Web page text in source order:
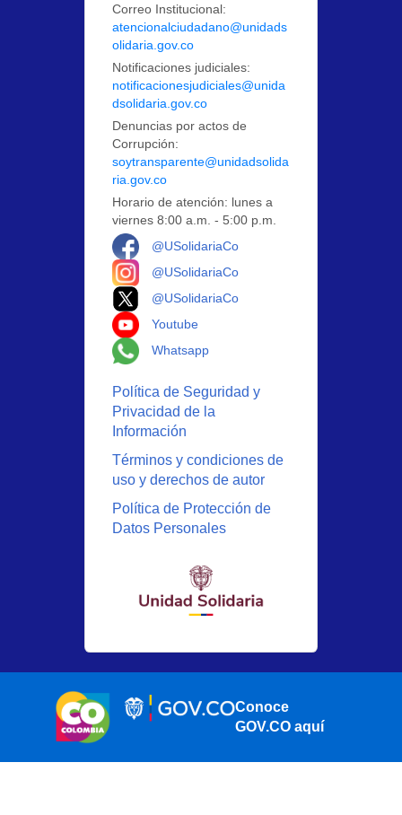
Correo Institucional:
atencionalciudadano@unidads
olidaria.gov.co
Notificaciones judiciales:
notificacionesjudiciales@unida
dsolidaria.gov.co
Denuncias por actos de
Corrupción:
soytransparente@unidadsolida
ria.gov.co
Horario de atención: lunes a
viernes 8:00 a.m. - 5:00 p.m.
@USolidariaCo
@USolidariaCo
@USolidariaCo
Youtube
Whatsapp
Política de Seguridad y
Privacidad de la
Información
Términos y condiciones de
uso y derechos de autor
Política de Protección de
Datos Personales
Conoce
GOV.CO aquí